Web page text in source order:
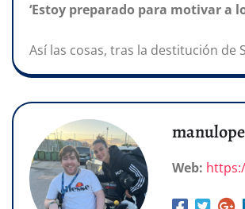
‘Estoy preparado para motivar a
Así las cosas, tras la destitución de
Web: